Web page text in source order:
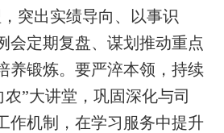
突出实绩导向、以事识
会定期复盘、谋划推动重点
养锻炼。要严淬本领，持续
”大讲堂，巩固深化与司
作机制，在学习服务中提升